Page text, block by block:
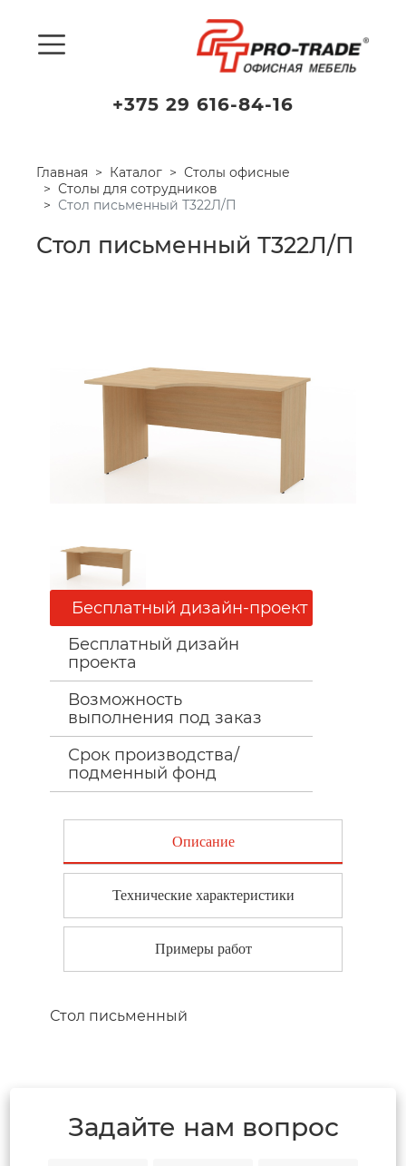
+375 29 616-84-16
Главная Каталог
Столы офисные
Столы для сотрудников
Стол письменный Т322Л/П
Стол письменный Т322Л/П
Бесплатный дизайн-проект
Бесплатный дизайн
проекта
Возможность
выполнения под заказ
Срок производства/
подменный фонд
Описание
Технические характеристики
Примеры работ
Стол письменный
Задайте нам вопрос